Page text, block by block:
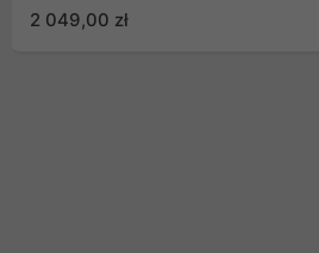
2 049,00 zł